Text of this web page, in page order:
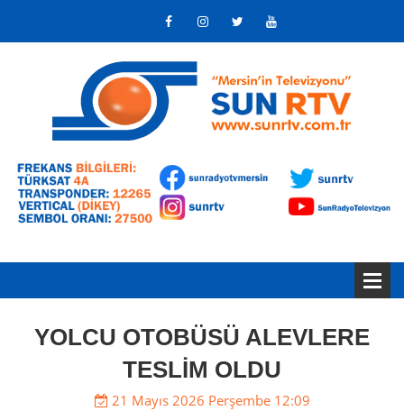
YOLCU OTOBÜSÜ ALEVLERE
TESLİM OLDU
21 Mayıs 2026 Perşembe 12:09